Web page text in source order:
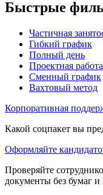
Быстрые
Частичная
Гибкий график
Полный день
Проектная работа
Сменный график
Вахтовый метод
Корпоративная
Какой соцпакет вы
Оформляйте
Проверяйте
документы без бумаг